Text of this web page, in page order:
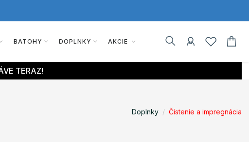
BATOHY DOPLNKY AKCIE
TERAZ!
Doplnky Čistenie a impregnácia